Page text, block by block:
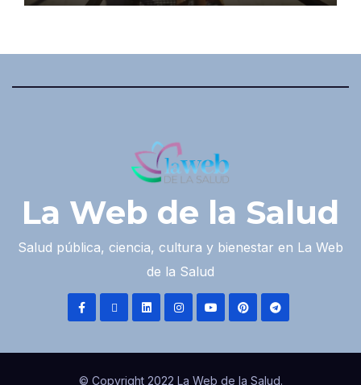
La Web de la Salud
Salud pública, ciencia, cultura y bienestar en La Web
de la Salud
© Copyright 2022 La Web de la Salud.